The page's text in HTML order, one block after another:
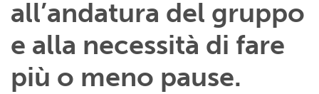
all’andatura del gruppo
e alla necessità di fare
più o meno pause.